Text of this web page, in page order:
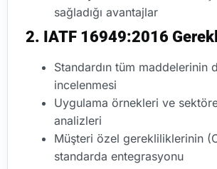
sağladığı avantajlar
2. IATF 16949:2016
Standardın tüm maddelerinin
incelenmesi
Uygulama örnekleri ve
analizleri
Müşteri özel gerekliliklerinin
standarda entegrasyonu